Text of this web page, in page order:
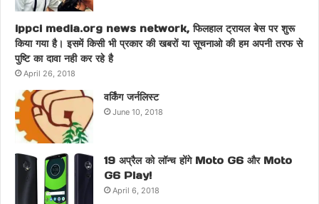
ippci media.org news network, फिलहाल ट्रायल बेस पर शुरू
किया गया है। इसमें किसी भी प्रकार की खबरों या सूचनाओ की हम अपनी तरफ से
पुष्टि का दावा नही कर रहे है
April 26, 2018
वर्किंग जर्नलिस्ट
June 10, 2018
19 अप्रैल को लॉन्च होंगे Moto G6 और Moto
G6 Play!
April 6, 2018